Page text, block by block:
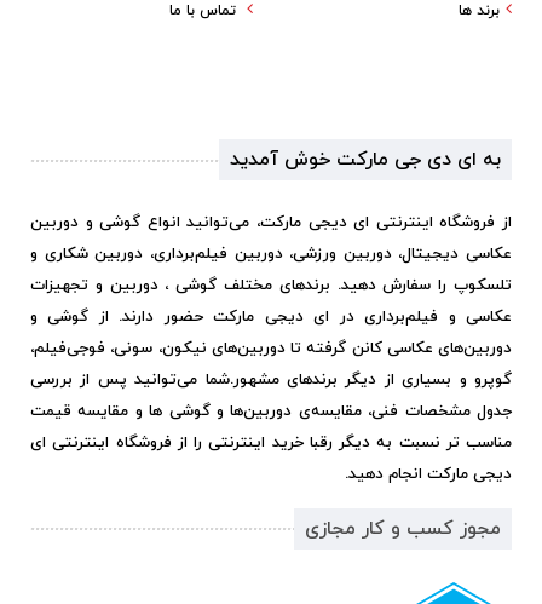
تماس با ما
برند ها
به ای دی جی مارکت خوش آمدید
از فروشگاه اینترنتی ای دیجی مارکت، می‌توانید انواع گوشی و دوربین
عکاسی دیجیتال، دوربین ورزشی، دوربین فیلم‌برداری، دوربین شکاری و
تلسکوپ را سفارش دهید. برندهای مختلف گوشی ، دوربین و تجهیزات
عکاسی و فیلم‌برداری در ای دیجی مارکت حضور دارند. از گوشی و
دوربین‌های عکاسی کانن گرفته تا دوربین‌های نیکون، سونی، فوجی‌فیلم،
گوپرو و بسیاری از دیگر برندهای مشهور.شما می‌توانید پس از بررسی
جدول مشخصات فنی، مقایسه‌ی دوربین‌ها و گوشی ها و مقایسه قیمت
مناسب تر نسبت به دیگر رقبا خرید اینترنتی را از فروشگاه اینترنتی ای
دیجی مارکت انجام دهید.
مجوز کسب و کار مجازی